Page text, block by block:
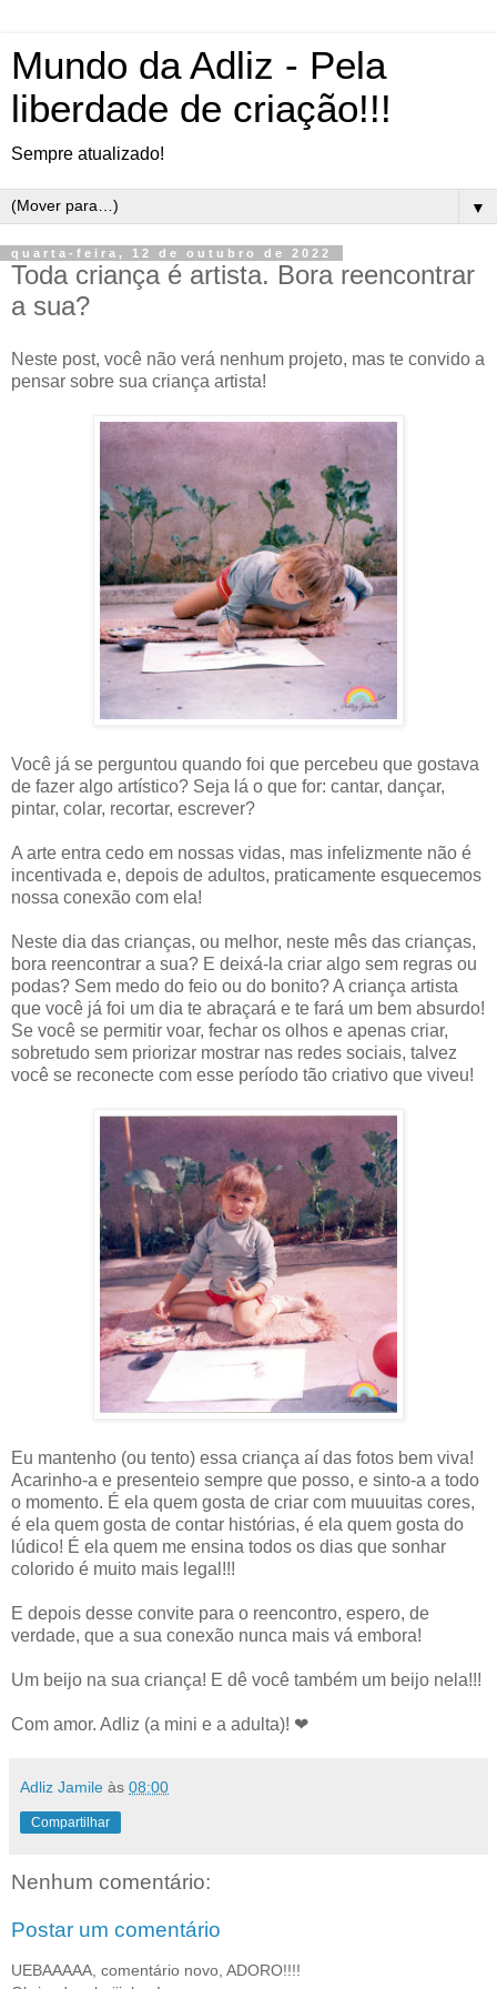
Mundo da Adliz - Pela
liberdade de criação!!!
Sempre atualizado!
▼
quarta-feira, 12 de outubro de 2022
Toda criança é artista. Bora reencontrar
a sua?
Neste post, você não verá nenhum projeto, mas te convido a
pensar sobre sua criança artista!
Você já se perguntou quando foi que percebeu que gostava
de fazer algo artístico? Seja lá o que for: cantar, dançar,
pintar, colar, recortar, escrever?
A arte entra cedo em nossas vidas, mas infelizmente não é
incentivada e, depois de adultos, praticamente esquecemos
nossa conexão com ela!
Neste dia das crianças, ou melhor, neste mês das crianças,
bora reencontrar a sua? E deixá-la criar algo sem regras ou
podas? Sem medo do feio ou do bonito? A criança artista
que você já foi um dia te abraçará e te fará um bem absurdo!
Se você se permitir voar, fechar os olhos e apenas criar,
sobretudo sem priorizar mostrar nas redes sociais, talvez
você se reconecte com esse período tão criativo que viveu!
Eu mantenho (ou tento) essa criança aí das fotos bem viva!
Acarinho-a e presenteio sempre que posso, e sinto-a a todo
o momento. É ela quem gosta de criar com muuuitas cores,
é ela quem gosta de contar histórias, é ela quem gosta do
lúdico! É ela quem me ensina todos os dias que sonhar
colorido é muito mais legal!!!
E depois desse convite para o reencontro, espero, de
verdade, que a sua conexão nunca mais vá embora!
Um beijo na sua criança! E dê você também um beijo nela!!!
Com amor. Adliz (a mini e a adulta)! ❤
Adliz Jamile às 08:00
Compartilhar
Nenhum comentário:
Postar um comentário
UEBAAAAA, comentário novo, ADORO!!!!